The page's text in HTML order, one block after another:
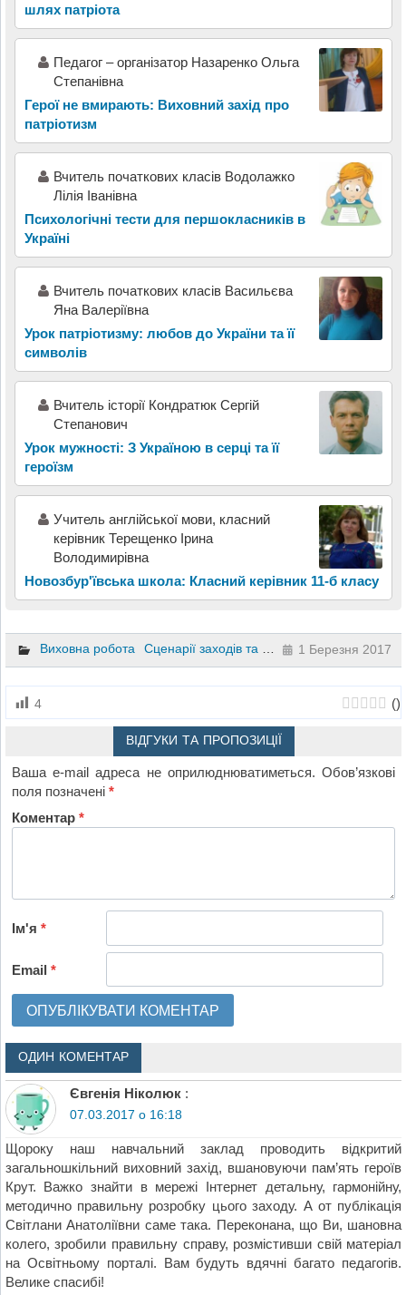
шлях патріота
Педагог – організатор Назаренко Ольга
Степанівна
Герої не вмирають: Виховний захід про
патріотизм
Вчитель початкових класів Водолажко
Лілія Іванівна
Психологічні тести для першокласників в
Україні
Вчитель початкових класів Васильєва
Яна Валеріївна
Урок патріотизму: любов до України та її
символів
Вчитель історії Кондратюк Сергій
Степанович
Урок мужності: З Україною в серці та її
героїзм
Учитель англійської мови, класний
керівник Терещенко Ірина
Володимирівна
Новозбур'ївська школа: Класний керівник 11-б класу
Виховна робота Сценарії заходів та свят 10 клас
1 Березня 2017
4 ()
ВІДГУКИ ТА ПРОПОЗИЦІЇ
Ваша e-mail адреса не оприлюднюватиметься. Обов’язкові
поля позначені*
Коментар*
Ім'я*
Email*
ОДИН КОМЕНТАР
Євгенія Ніколюк :
07.03.2017 о 16:18
Щороку наш навчальний заклад проводить відкритий
загальношкільний виховний захід, вшановуючи пам’ять героїв
Крут. Важко знайти в мережі Інтернет детальну, гармонійну,
методично правильну розробку цього заходу. А от публікація
Світлани Анатоліївни саме така. Переконана, що Ви, шановна
колего, зробили правильну справу, розмістивши свій матеріал
на Освітньому порталі. Вам будуть вдячні багато педагогів.
Велике спасибі!